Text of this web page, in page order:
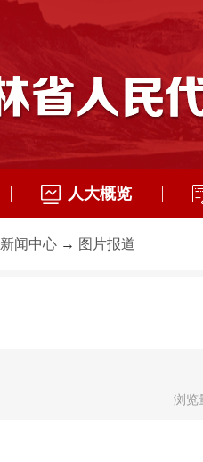
人大概览
新闻中心 → 图片报道
浏览